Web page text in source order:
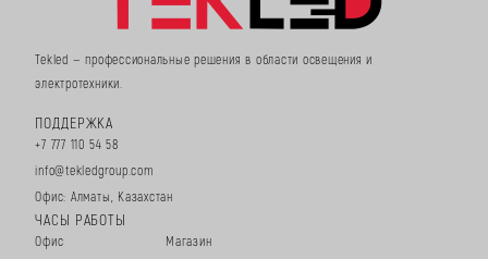
Tekled — профессиональные решения в области освещения и
электротехники.
ПОДДЕРЖКА
+7 777 110 54 58
info@tekledgroup.com
Офис: Алматы, Казахстан
ЧАСЫ РАБОТЫ
Офис
Магазин